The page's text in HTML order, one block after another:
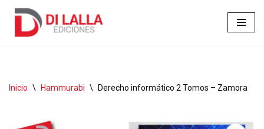
Inicio \ Hammurabi \ Derecho informático 2 Tomos – Zamora